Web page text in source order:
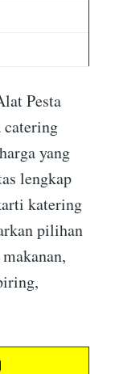
Pesta
catering
yang
lengkap
katering
pilihan